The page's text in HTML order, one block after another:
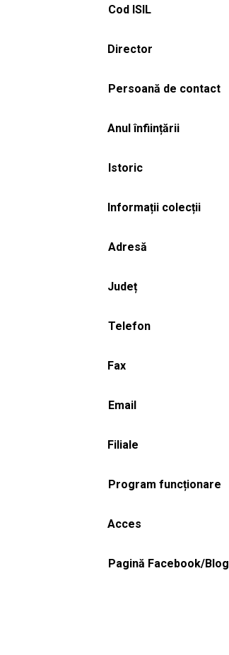
Cod ISIL
Director
Persoană de contact
Anul înființării
Istoric
Informații colecții
Adresă
Județ
Telefon
Fax
Email
Filiale
Program funcționare
Acces
Pagină Facebook/Blog